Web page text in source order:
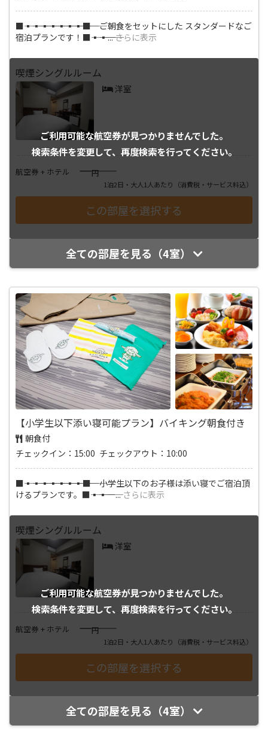
■―――▪―――▪―――▪―――▪―――▪―――▪―――▪―――■ ご朝食をセットにした スタンダードなご
宿泊プランです！■―――▪―――▪...さらに表示
ご利用可能な航空券が見つかりませんでした。
検索条件を変更して、 再度検索を行ってください。
喫煙シングルルーム
洋室
航空券 + ホテル ――――円
1泊2日・大人1人あたり （消費税・サービス料込）
全ての部屋を見る（4室）
【小学生以下添い寝可能プラン】バイキング朝食付き
朝食付
チェックイン：15:00 チェックアウト：10:00
■―――▪―――▪―――▪―――▪―――▪―――▪―――▪―――■ 小学生以下のお子様は添い寝でご宿泊頂
けるプランです。■―――▪―――▪―...さらに表示
ご利用可能な航空券が見つかりませんでした。
検索条件を変更して、 再度検索を行ってください。
喫煙シングルルーム
洋室
航空券 + ホテル ――――円
1泊2日・大人1人あたり （消費税・サービス料込）
全ての部屋を見る（4室）